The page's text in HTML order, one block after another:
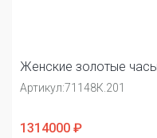
Женские золотые
Артикул:71148К.201
1314000 ₽